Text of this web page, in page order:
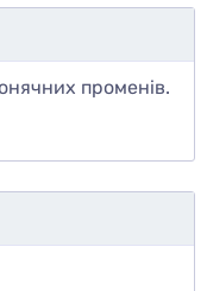
променів.